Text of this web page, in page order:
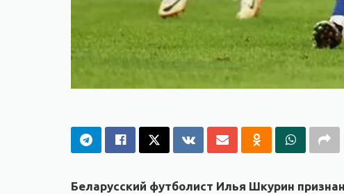
Беларусский футболист Илья Шкурин